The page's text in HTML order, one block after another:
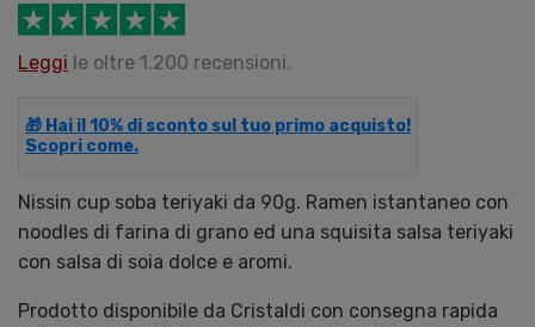
Leggi le oltre 1.200 recensioni.
🎁 Hai il 10% di sconto sul tuo primo acquisto!
Scopri come.
Nissin cup soba teriyaki da 90g. Ramen istantaneo con
noodles di farina di grano ed una squisita salsa teriyaki
con salsa di soia dolce e aromi.
Prodotto disponibile da Cristaldi con consegna rapida